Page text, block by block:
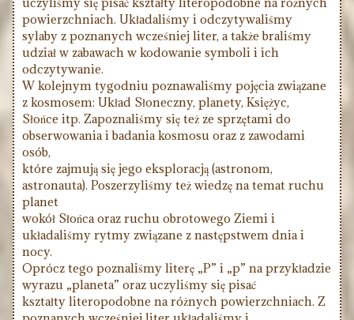
powierzchniach. Układaliśmy i odczytywaliśmy
sylaby z poznanych wcześniej liter, a także braliśmy
udział w zabawach w kodowanie symboli i ich
odczytywanie.
W kolejnym tygodniu poznawaliśmy pojęcia związane
z kosmosem: Układ Słoneczny, planety, Księżyc,
Słońce itp. Zapoznaliśmy się też ze sprzętami do
obserwowania i badania kosmosu oraz z zawodami
osób,
które zajmują się jego eksploracją (astronom,
astronauta). Poszerzyliśmy też wiedzę na temat ruchu
planet
wokół Słońca oraz ruchu obrotowego Ziemi i
układaliśmy rytmy związane z następstwem dnia i
nocy.
Oprócz tego poznaliśmy literę „P” i „p” na przykładzie
wyrazu „planeta” oraz uczyliśmy się pisać
kształty literopodobne na różnych powierzchniach. Z